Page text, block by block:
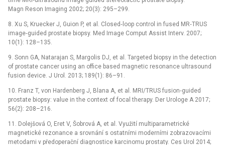
Magn Reson Imaging 2002; 20(3): 295–299.
8. Xu S, Kruecker J, Guion P, et al. Closed‑loop control in fused MR‑TRUS
image‑guided prostate biopsy. Med Image Comput Assist Interv. 2007;
10(1): 128–135.
9. Sonn GA, Natarajan S, Margolis DJ, et al. Targeted biopsy in the detection
of prostate cancer using an office based magnetic resonance ultrasound
fusion device. J Urol. 2013; 189(1): 86–91.
10. Franz T, von Hardenberg J, Blana A, et al. MRI/TRUS fusion‑guided
prostate biopsy: value in the context of focal therapy. Der Urologe A 2017;
56(2): 208–216.
11. Dolejšová O, Eret V, Šobrová A, et al. Využití multiparametrické
magnetické rezonance a srovnání s ostatními moderními zobrazovacími
metodami v předoperační diagnostice karcinomu prostaty. Ces Urol 2014;